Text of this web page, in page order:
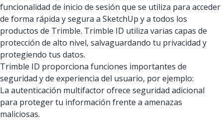
funcionalidad de inicio de sesión que se utiliza para acceder
de forma rápida y segura a SketchUp y a todos los
productos de Trimble. Trimble ID utiliza varias capas de
protección de alto nivel, salvaguardando tu privacidad y
protegiendo tus datos.
Trimble ID proporciona funciones importantes de
seguridad y de experiencia del usuario, por ejemplo:
La autenticación multifactor ofrece seguridad adicional
para proteger tu información frente a amenazas
maliciosas.